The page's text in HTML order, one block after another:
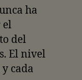
ha
el
del
El nivel
cada